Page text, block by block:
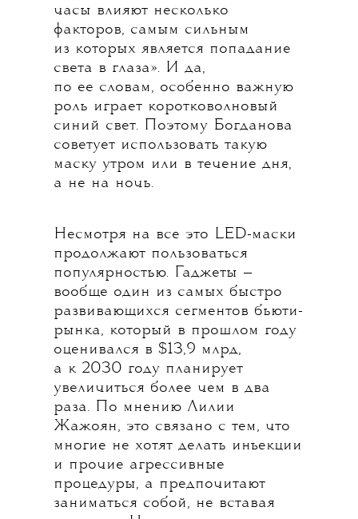
часы влияют несколько
факторов, самым сильным
из которых является попадание
света в глаза». И да,
по ее словам, особенно важную
роль играет коротковолновый
синий свет. Поэтому Богданова
советует использовать такую
маску утром или в течение дня,
а не на ночь.
Несмотря на все это LED-маски
продолжают пользоваться
популярностью. Гаджеты —
вообще один из самых быстро
развивающихся сегментов бьюти-
рынка, который в прошлом году
оценивался в $13,9 млрд,
а к 2030 году планирует
увеличиться более чем в два
раза. По мнению Лилии
Жажоян, это связано с тем, что
многие не хотят делать инъекции
и прочие агрессивные
процедуры, а предпочитают
заниматься собой, не вставая